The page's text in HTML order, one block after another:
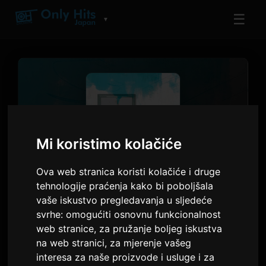
Mi koristimo kolačiće
Ova web stranica koristi kolačiće i druge
tehnologije praćenja kako bi poboljšala
vaše iskustvo pregledavanja u sljedeće
svrhe:omogućiti osnovnu funkcionalnost
web stranice, za pružanje boljeg iskustva
na web stranici, za mjerenje vašeg
interesa za naše proizvode i usluge i za
▼ ☰
PJESMA
青のすみか
Tatsuya Kitani
青のすみか· Pjesma 1
19 srpnja 2023